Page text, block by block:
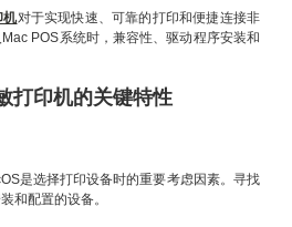
机对于实现快速、可靠的打印和便捷连接非
POS系统时，兼容性、驱动程序安装和
打印机的关键特性
是选择打印设备时的重要考虑因素。寻找
和配置的设备。